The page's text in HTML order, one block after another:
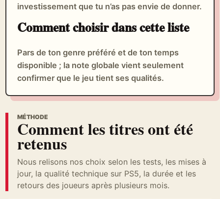
investissement que tu n’as pas envie de donner.
Comment choisir dans cette liste
Pars de ton genre préféré et de ton temps
disponible ; la note globale vient seulement
confirmer que le jeu tient ses qualités.
MÉTHODE
Comment les titres ont été
retenus
Nous relisons nos choix selon les tests, les mises à
jour, la qualité technique sur PS5, la durée et les
retours des joueurs après plusieurs mois.